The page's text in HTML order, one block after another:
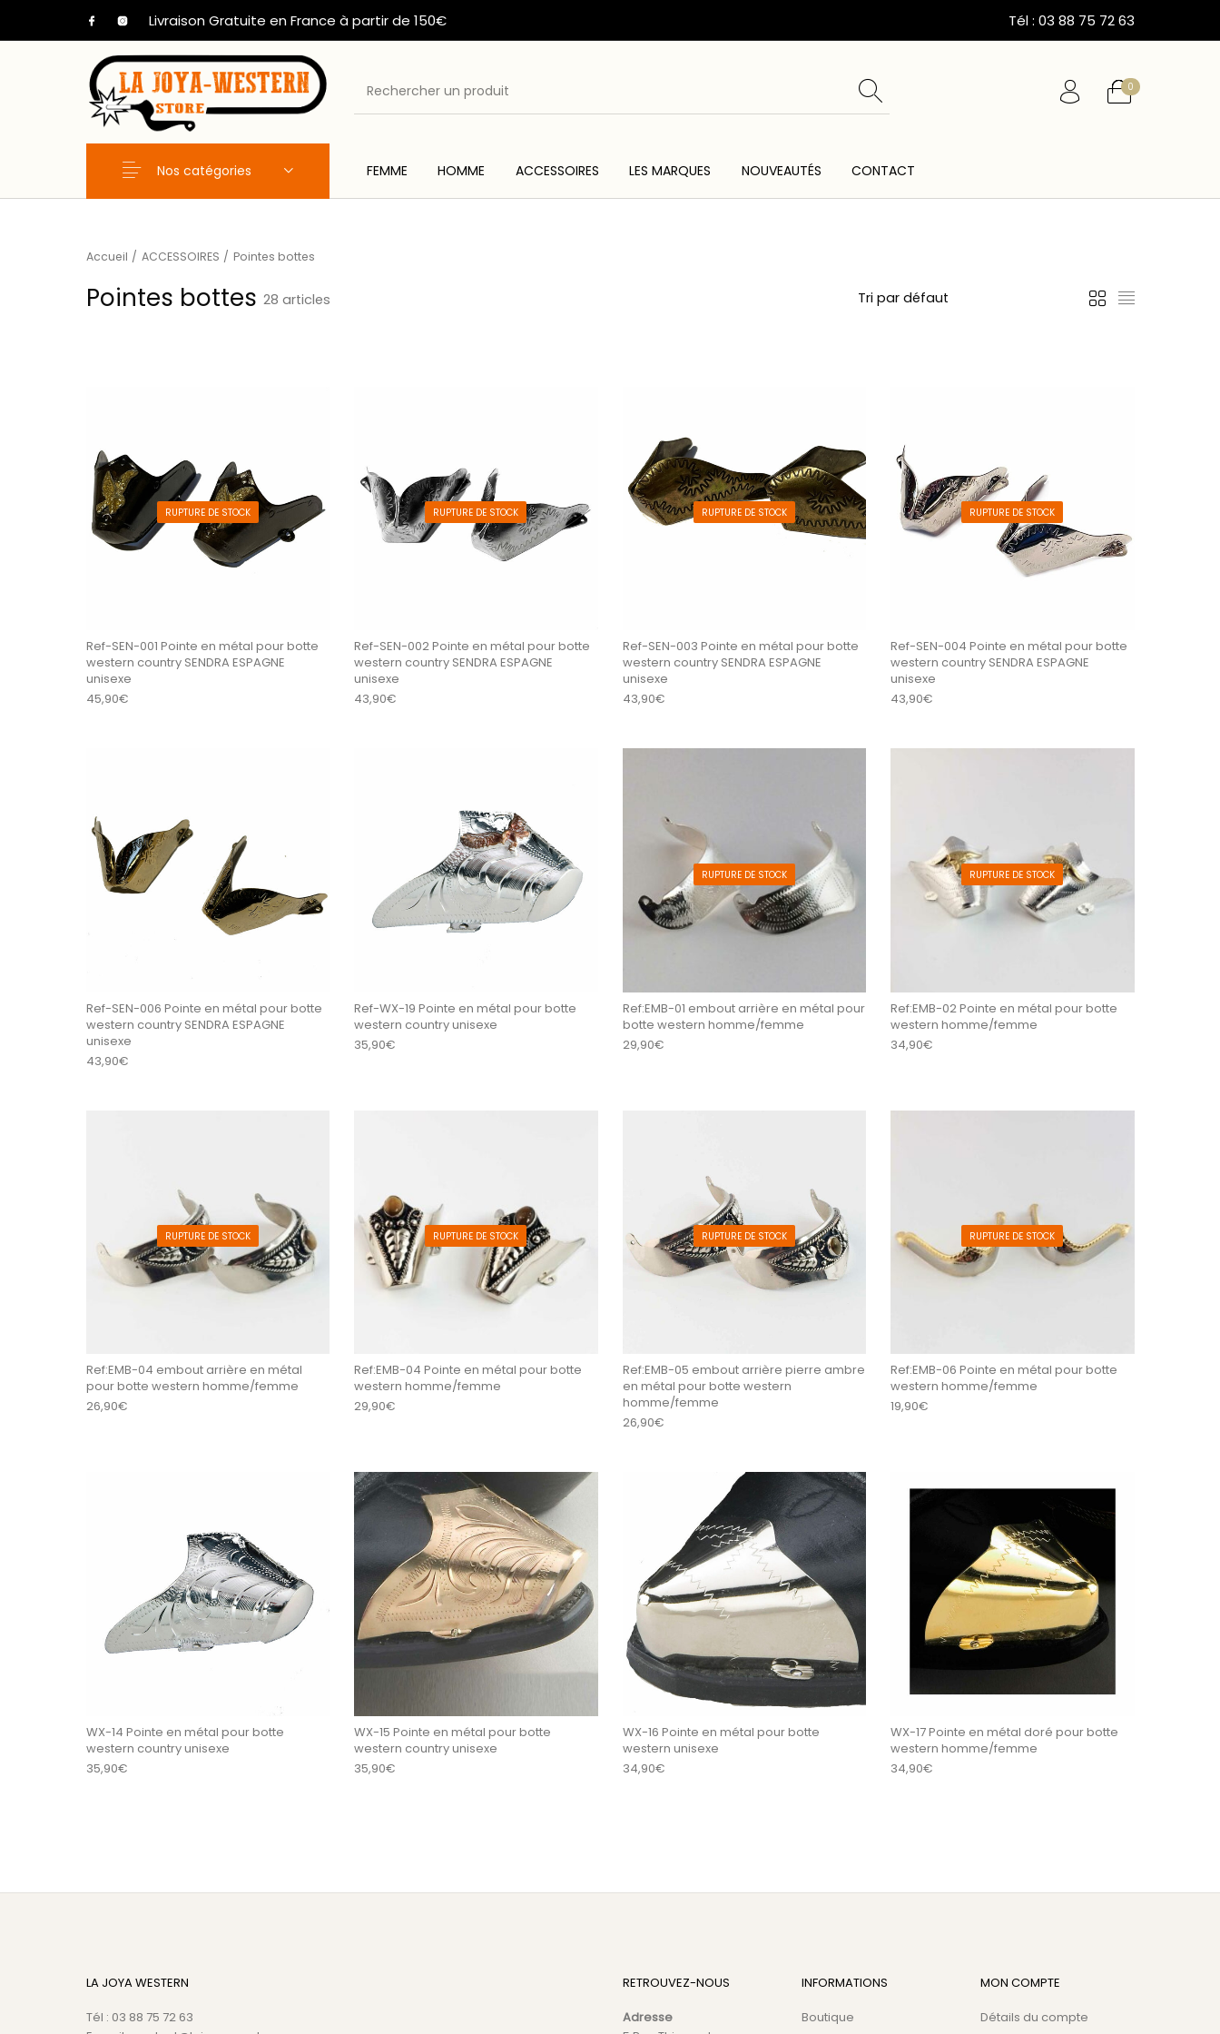
Livraison Gratuite en France à partir de 150€ Tél : 03 88 75 72 63
0
FEMME HOMME ACCESSOIRES LES MARQUES NOUVEAUTÉS CONTACT
Nos catégories
Accueil / ACCESSOIRES / Pointes bottes
Pointes bottes 28 articles
RUPTURE DE STOCK
Ref-SEN-001 Pointe en métal pour botte
western country SENDRA ESPAGNE
unisexe
45,90€
RUPTURE DE STOCK
Ref-SEN-002 Pointe en métal pour botte
western country SENDRA ESPAGNE
unisexe
43,90€
RUPTURE DE STOCK
Ref-SEN-003 Pointe en métal pour botte
western country SENDRA ESPAGNE
unisexe
43,90€
RUPTURE DE STOCK
Ref-SEN-004 Pointe en métal pour botte
western country SENDRA ESPAGNE
unisexe
43,90€
Ref-SEN-006 Pointe en métal pour botte
western country SENDRA ESPAGNE
unisexe
43,90€
Ref-WX-19 Pointe en métal pour botte
western country unisexe
35,90€
RUPTURE DE STOCK
Ref:EMB-01 embout arrière en métal pour
botte western homme/femme
29,90€
RUPTURE DE STOCK
Ref:EMB-02 Pointe en métal pour botte
western homme/femme
34,90€
RUPTURE DE STOCK
Ref:EMB-04 embout arrière en métal
pour botte western homme/femme
26,90€
RUPTURE DE STOCK
Ref:EMB-04 Pointe en métal pour botte
western homme/femme
29,90€
RUPTURE DE STOCK
Ref:EMB-05 embout arrière pierre ambre
en métal pour botte western
homme/femme
26,90€
RUPTURE DE STOCK
Ref:EMB-06 Pointe en métal pour botte
western homme/femme
19,90€
WX-14 Pointe en métal pour botte
western country unisexe
35,90€
WX-15 Pointe en métal pour botte
western country unisexe
35,90€
WX-16 Pointe en métal pour botte
western unisexe
34,90€
WX-17 Pointe en métal doré pour botte
western homme/femme
34,90€
LA JOYA WESTERN
Tél : 03 88 75 72 63
RETROUVEZ-NOUS
Adresse
INFORMATIONS
Boutique
MON COMPTE
Détails du compte